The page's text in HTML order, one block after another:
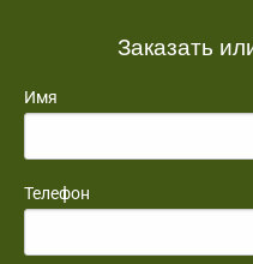
Заказать
Имя
Телефон